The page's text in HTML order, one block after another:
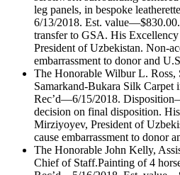
leg panels, in bespoke
6/13/2018. Est.
transfer to GSA. His
President of Uzbekistan. Non-
embarrassment to donor and
The Honorable Wilbur L. Ross,
Samarkand-Bukara Silk Carpet
Rec’d—6/15/2018.
decision on final disposition.
Mirziyoyev, President of
cause embarrassment to donor
The Honorable John Kelly,
Chief of Staff.Painting of 4